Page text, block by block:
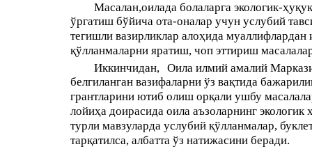
Масалан,оилада болаларга экологик-
ўргатиш бўйича ота-оналар учун услубий
тегишли вазирликлар алоҳида
қўлланмаларни яратиш, чоп эттириш
Иккинчидан, Оила илмий амалий
белгиланган вазифаларни ўз вақтида
грантларини ютиб олиш орқали ушбу
лойиҳа доирасида оила аъзоларнинг
турли мавзуларда услубий қўлланмалар,
тарқатилса, албатта ўз натижасини беради.